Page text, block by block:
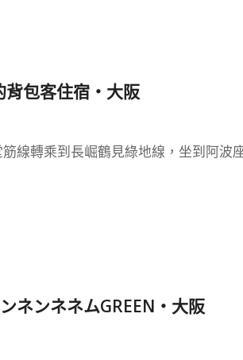
背包客住宿‧大阪
線轉乘到長崛鶴見綠地線，坐到阿波
ネンネネムGREEN‧大阪